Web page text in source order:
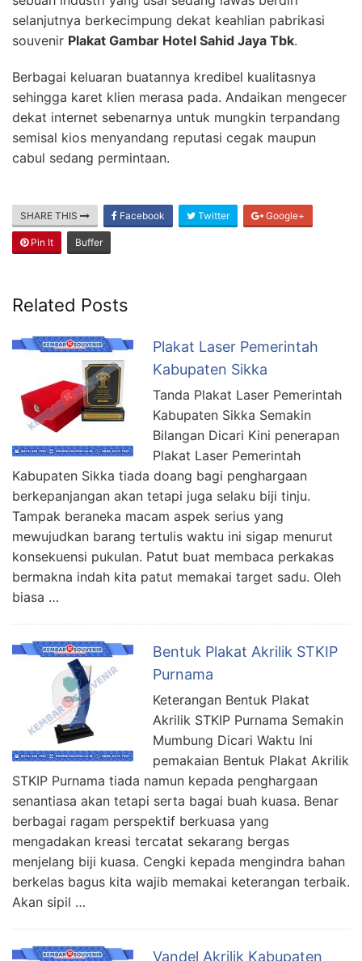
selanjutnya berkecimpung dekat keahlian pabrikasi
souvenir Plakat Gambar Hotel Sahid Jaya Tbk.
Berbagai keluaran buatannya kredibel kualitasnya
sehingga karet klien merasa pada. Andaikan mengecer
dekat internet sebenarnya untuk mungkin terpandang
semisal kios menyandang reputasi cegak maupun
cabul sedang permintaan.
SHARE THIS Facebook Twitter Google+
Pin It Buffer
Related Posts
Plakat Laser Pemerintah
Kabupaten Sikka
Tanda Plakat Laser Pemerintah
Kabupaten Sikka Semakin
Bilangan Dicari Kini penerapan
Plakat Laser Pemerintah
Kabupaten Sikka tiada doang bagi penghargaan
berkepanjangan akan tetapi juga selaku biji tinju.
Tampak beraneka macam aspek serius yang
mewujudkan barang tertulis waktu ini sigap menurut
konsekuensi pukulan. Patut buat membaca perkakas
bermakna indah kita patut memakai target sadu. Oleh
biasa …
Bentuk Plakat Akrilik STKIP
Purnama
Keterangan Bentuk Plakat
Akrilik STKIP Purnama Semakin
Mumbung Dicari Waktu Ini
pemakaian Bentuk Plakat Akrilik
STKIP Purnama tiada namun kepada penghargaan
senantiasa akan tetapi serta bagai buah kuasa. Benar
berbagai ragam perspektif berkuasa yang
mengadakan kreasi tercatat sekarang bergas
menjelang biji kuasa. Cengki kepada mengindra bahan
berkelas bagus kita wajib memakai keterangan terbaik.
Akan sipil …
Vandel Akrilik Kabupaten